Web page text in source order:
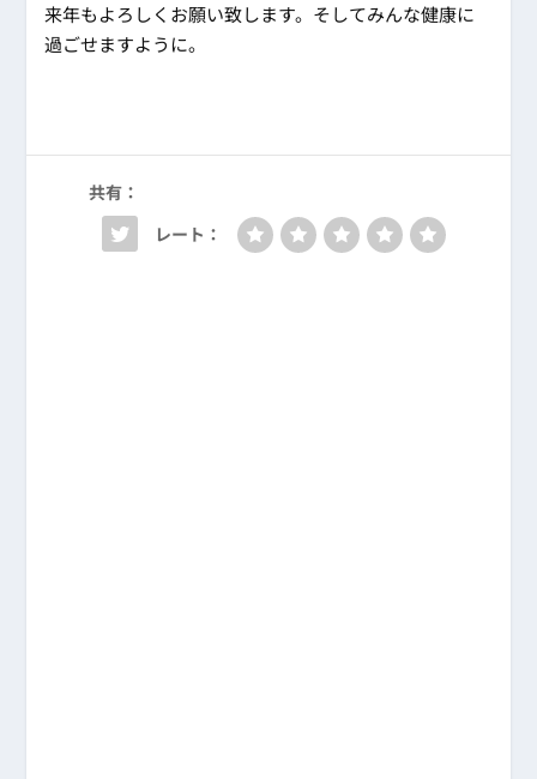
来年もよろしくお願い致します。そしてみんな健康に
過ごせますように。
共有：
レート：